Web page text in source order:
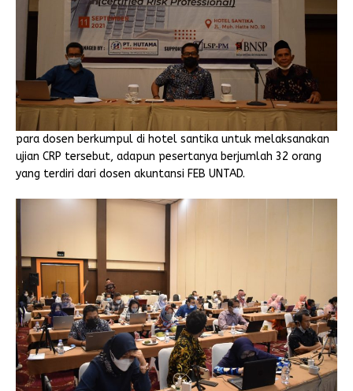
para dosen berkumpul di hotel santika untuk melaksanakan
ujian CRP tersebut, adapun pesertanya berjumlah 32 orang
yang terdiri dari dosen akuntansi FEB UNTAD.